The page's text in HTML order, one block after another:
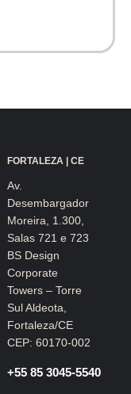
FORTALEZA | CE
Av.
Desembargador
Moreira, 1.300,
Salas 721 e 723
BS Design
Corporate
Towers – Torre
Sul Aldeota,
Fortaleza/CE
CEP: 60170-002
+55 85 3045-5540